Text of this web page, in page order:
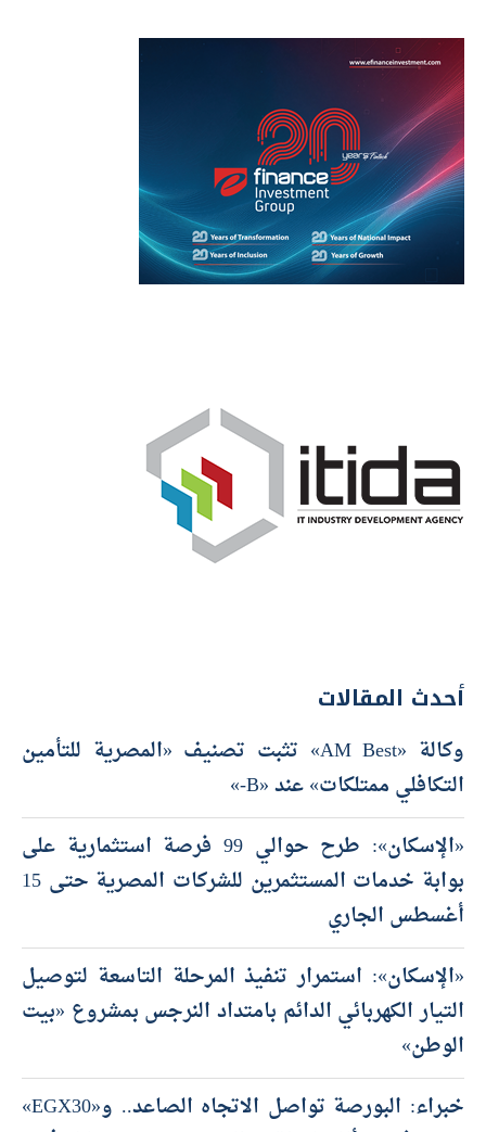
أحدث المقالات
وكالة «AM Best» تثبت تصنيف «المصرية للتأمين
التكافلي ممتلكات» عند «B-»
«الإسكان»: طرح حوالي 99 فرصة استثمارية على
بوابة خدمات المستثمرين للشركات المصرية حتى 15
أغسطس الجاري
«الإسكان»: استمرار تنفيذ المرحلة التاسعة لتوصيل
التيار الكهربائي الدائم بامتداد النرجس بمشروع «بيت
الوطن»
خبراء: البورصة تواصل الاتجاه الصاعد.. و«EGX30»